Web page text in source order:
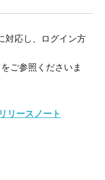
対応し、ログイン⽅
ご参照くださいま
リースノート